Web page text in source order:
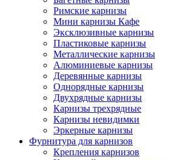
Римские карнизы
Мини карнизы Кафе
Эксклюзивные карнизы
Пластиковые карнизы
Металлические карнизы
Алюминиевые карнизы
Деревянные карнизы
Однорядные карнизы
Двухрядные карнизы
Карнизы трехрядные
Карнизы невидимки
Эркерные карнизы
Фурнитура для карнизов
Крепления карнизов